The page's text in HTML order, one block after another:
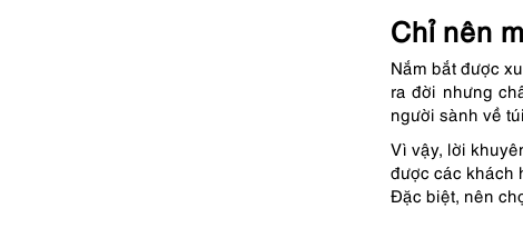
Chỉ nên
Nắm bắt được
ra đời nhưng
người sành về
Vì vậy, lời
được các khách
Đặc biệt, nên